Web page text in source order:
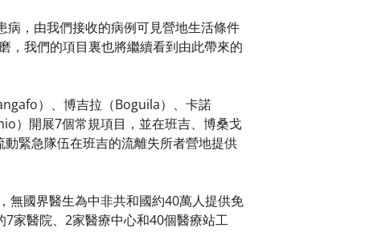
，由我們接收的病例可見營地生活條件
，我們的項目裏也將繼續看到由此帶來的
）、博吉拉（Boguila）、卡諾
）開展7個常規項目，並在班吉、博桑戈
緊急隊伍在班吉的流離失所者營地提供
無國界醫生為中非共和國約40萬人提供免
家醫院、2家醫療中心和40個醫療站工